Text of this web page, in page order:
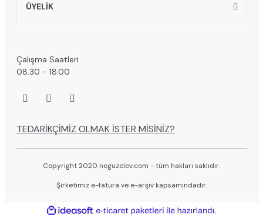
ÜYELİK
Çalışma Saatleri
08.30 - 18.00
TEDARİKÇİMİZ OLMAK İSTER MİSİNİZ?
Copyright 2020 neguzelev.com - tüm hakları saklıdır.
Şirketimiz e-fatura ve e-arşiv kapsamındadır.
ideasoft
e-